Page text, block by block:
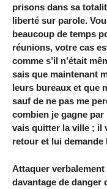
prisons dans sa
liberté sur parole.
beaucoup de temps
réunions, votre cas
comme s’il n’était
sais que maintenant
leurs bureaux et que
sauf de ne pas me
combien je gagne par
vais quitter la ville ; il
retour et lui demande
Attaquer
davantage de danger